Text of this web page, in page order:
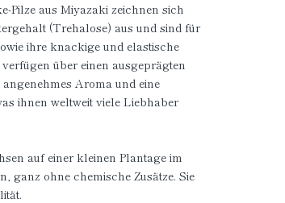
Pilze aus Miyazaki zeichnen sich
(Trehalose) aus und sind für
ihre knackige und elastische
über einen ausgeprägten
Aroma und eine
ihnen weltweit viele Liebhaber
auf einer kleinen Plantage im
ganz ohne chemische Zusätze. Sie